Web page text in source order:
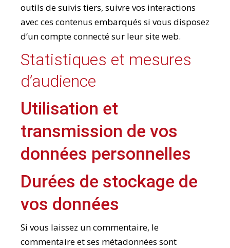
outils de suivis tiers, suivre vos interactions
avec ces contenus embarqués si vous disposez
d’un compte connecté sur leur site web.
Statistiques et mesures
d’audience
Utilisation et
transmission de vos
données personnelles
Durées de stockage de
vos données
Si vous laissez un commentaire, le
commentaire et ses métadonnées sont